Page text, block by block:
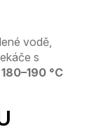
vodě,
s
°C